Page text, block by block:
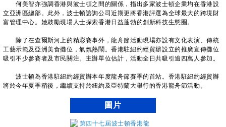
何美智亦強調香港與波士頓之間的關係，指出多家波士頓企業均在香港設
立亞洲區總部。此外，波士頓諮詢公司近期更將香港評選為全球最大的跨境財
富管理中心。她鼓勵現場人士探索香港日益蓬勃的創新科技生態圈。
除了在查爾斯河上的精彩賽事外，龍舟節活動現場亦設有文化表演、傳統
工藝示範及亞洲美食攤位，氣氛熱鬧。香港駐紐約經貿辦設立的推廣宣傳攤位
吸引不少參賽者及市民關注。主辦單位估計，活動全日共吸引逾四萬人參加。
波士頓為香港駐紐約經貿辦本年度龍舟節賽季的首站。香港駐紐約經貿辦
將於今年夏季稍後，繼續支持於紐約及亞特蘭大舉行的香港龍舟節活動。
圖片